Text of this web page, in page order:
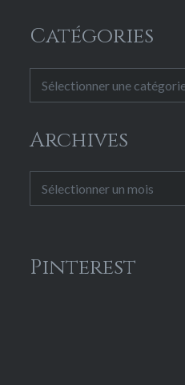
Catégories
Archives
Pinterest